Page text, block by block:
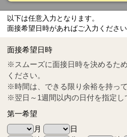
Tel
0570-55-0314
以下は任意入力となります。
面接希望日時があればご入力ください
面接希望日時
※スムーズに面接日時を決めるた
ください。
※時間は、できる限り余裕を持っ
※翌日～1週間以内の日付を指定し
第一希望
月
日